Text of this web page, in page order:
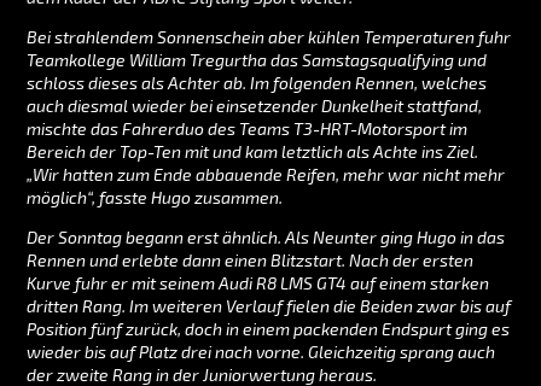
Bei strahlendem Sonnenschein aber kühlen Temperaturen fuhr
Teamkollege William Tregurtha das Samstagsqualifying und
schloss dieses als Achter ab. Im folgenden Rennen, welches
auch diesmal wieder bei einsetzender Dunkelheit stattfand,
mischte das Fahrerduo des Teams T3-HRT-Motorsport im
Bereich der Top-Ten mit und kam letztlich als Achte ins Ziel.
„Wir hatten zum Ende abbauende Reifen, mehr war nicht mehr
möglich“, fasste Hugo zusammen.
Der Sonntag begann erst ähnlich. Als Neunter ging Hugo in das
Rennen und erlebte dann einen Blitzstart. Nach der ersten
Kurve fuhr er mit seinem Audi R8 LMS GT4 auf einem starken
dritten Rang. Im weiteren Verlauf fielen die Beiden zwar bis auf
Position fünf zurück, doch in einem packenden Endspurt ging es
wieder bis auf Platz drei nach vorne. Gleichzeitig sprang auch
der zweite Rang in der Juniorwertung heraus.